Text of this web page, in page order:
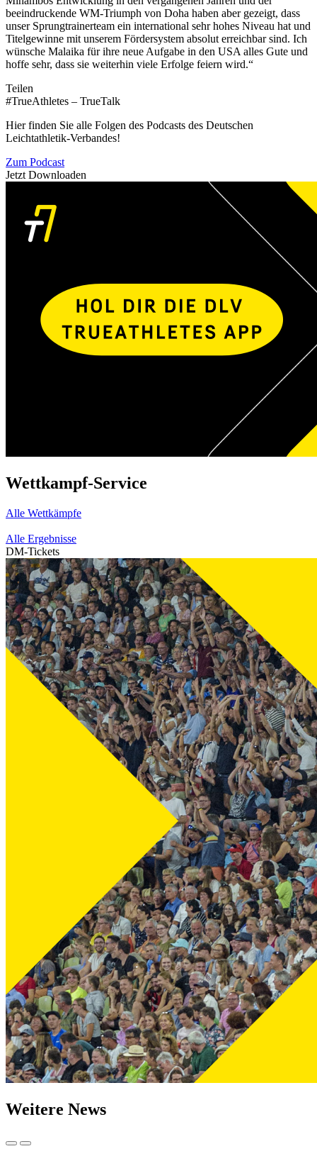
beeindruckende WM-Triumph von Doha haben aber gezeigt, dass
unser Sprungtrainerteam ein international sehr hohes Niveau hat und
Titelgewinne mit unserem Fördersystem absolut erreichbar sind. Ich
wünsche Malaika für ihre neue Aufgabe in den USA alles Gute und
hoffe sehr, dass sie weiterhin viele Erfolge feiern wird.“
Teilen
#TrueAthletes – TrueTalk
Hier finden Sie alle Folgen des Podcasts des Deutschen
Leichtathletik-Verbandes!
Zum Podcast
Jetzt Downloaden
Wettkampf-Service
Alle Wettkämpfe
Alle Ergebnisse
DM-Tickets
Weitere News